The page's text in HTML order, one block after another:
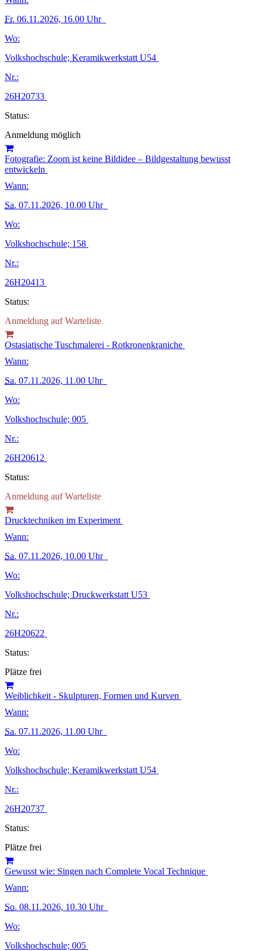
Fr. 06.11.2026, 16.00 Uhr
Wo:
Volkshochschule; Keramikwerkstatt U54
Nr.:
26H20733
Status:
Anmeldung möglich
Fotografie: Zoom ist keine Bildidee – Bildgestaltung bewusst
entwickeln
Wann:
Sa. 07.11.2026, 10.00 Uhr
Wo:
Volkshochschule; 158
Nr.:
26H20413
Status:
Anmeldung auf Warteliste
Ostasiatische Tuschmalerei - Rotkronenkraniche
Wann:
Sa. 07.11.2026, 11.00 Uhr
Wo:
Volkshochschule; 005
Nr.:
26H20612
Status:
Anmeldung auf Warteliste
Drucktechniken im Experiment
Wann:
Sa. 07.11.2026, 10.00 Uhr
Wo:
Volkshochschule; Druckwerkstatt U53
Nr.:
26H20622
Status:
Plätze frei
Weiblichkeit - Skulpturen, Formen und Kurven
Wann:
Sa. 07.11.2026, 11.00 Uhr
Wo:
Volkshochschule; Keramikwerkstatt U54
Nr.:
26H20737
Status:
Plätze frei
Gewusst wie: Singen nach Complete Vocal Technique
Wann:
So. 08.11.2026, 10.30 Uhr
Wo:
Volkshochschule; 005